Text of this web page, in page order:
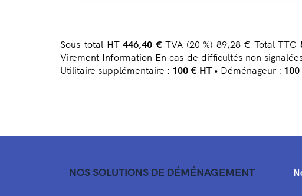
Sous-total HT 446,40 € TVA (20 %) 89,28 € Total TTC
Virement Information En cas de difficultés non
Utilitaire supplémentaire : 100 € HT• Déménageur :
NOS SOLUTIONS DE DÉMÉNAGEMENT